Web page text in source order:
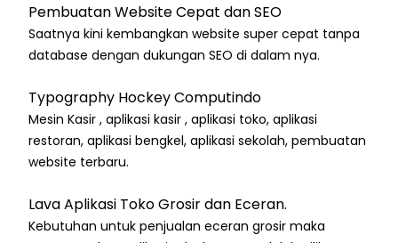
Pembuatan Website Cepat dan SEO
Saatnya kini kembangkan website super cepat tanpa
database dengan dukungan SEO di dalam nya.
Typography Hockey Computindo
Mesin Kasir , aplikasi kasir , aplikasi toko, aplikasi
restoran, aplikasi bengkel, aplikasi sekolah, pembuatan
website terbaru.
Lava Aplikasi Toko Grosir dan Eceran.
Kebutuhan untuk penjualan eceran grosir maka